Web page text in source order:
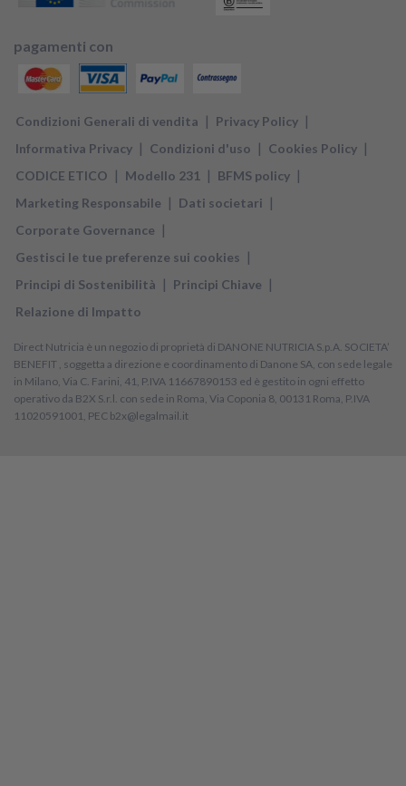
pagamenti con
Condizioni Generali di vendita | Privacy Policy |
Informativa Privacy | Condizioni d'uso | Cookies Policy |
CODICE ETICO | Modello 231 | BFMS policy |
Marketing Responsabile | Dati societari |
Corporate Governance |
Gestisci le tue preferenze sui cookies |
Principi di Sostenibilità | Principi Chiave |
Relazione di Impatto
Direct Nutricia è un negozio di proprietà di DANONE NUTRICIA S.p.A. SOCIETA’
BENEFIT , soggetta a direzione e coordinamento di Danone SA, con sede legale
in Milano, Via C. Farini, 41, P.IVA 11667890153 ed è gestito in ogni effetto
operativo da B2X S.r.l. con sede in Roma, Via Coponia 8, 00131 Roma, P.IVA
11020591001, PEC b2x@legalmail.it